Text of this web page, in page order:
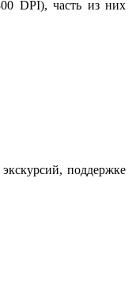
DPI), часть из них
поддержке